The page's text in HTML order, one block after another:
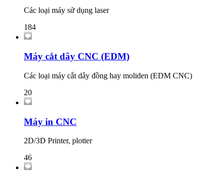
Các loại máy sử dụng laser
184
Máy cắt dây CNC (EDM)
Các loại máy cắt dây đồng hay moliden (EDM CNC)
20
Máy in CNC
2D/3D Printer, plotter
46